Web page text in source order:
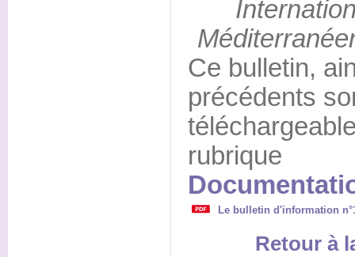
Ce bulletin,
précédents
rubrique
Le bulletin d'information
Retour à